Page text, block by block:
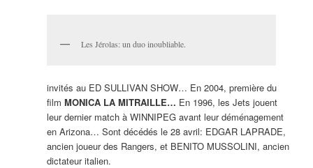
Les Jérolas: un duo inoubliable.
invités au ED SULLIVAN SHOW… En 2004, première du
film MONICA LA MITRAILLE… En 1996, les Jets jouent
leur dernier match à WINNIPEG avant leur déménagement
en Arizona… Sont décédés le 28 avril: EDGAR LAPRADE,
ancien joueur des Rangers, et BENITO MUSSOLINI, ancien
dictateur italien.